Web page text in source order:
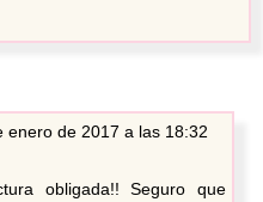
enero de 2017 a las 18:32
obligada!! Seguro que